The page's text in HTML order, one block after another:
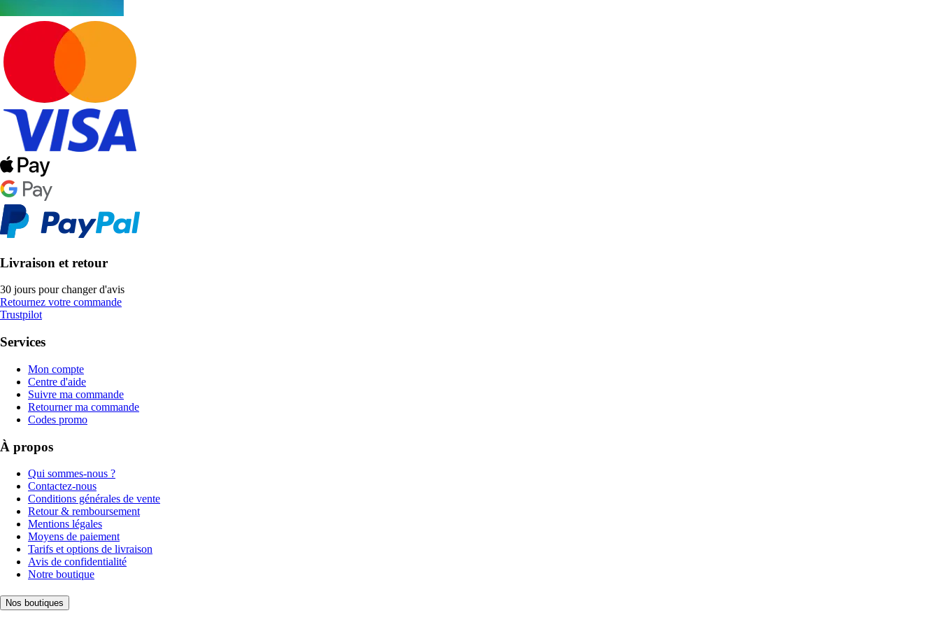
Livraison et retour
30 jours pour changer d'avis
Retournez votre commande
Trustpilot
Services
Mon compte
Centre d'aide
Suivre ma commande
Retourner ma commande
Codes promo
À propos
Qui sommes-nous ?
Contactez-nous
Conditions générales de vente
Retour & remboursement
Mentions légales
Moyens de paiement
Tarifs et options de livraison
Avis de confidentialité
Notre boutique
Nos boutiques